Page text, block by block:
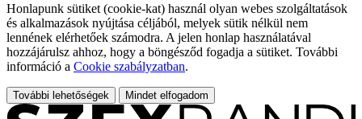
Honlapunk sütiket (cookie-kat) használ olyan webes szolgáltatások
és alkalmazások nyújtása céljából, melyek sütik nélkül nem
lennének elérhetőek számodra. A jelen honlap használatával
hozzájárulsz ahhoz, hogy a böngésződ fogadja a sütiket. További
információ a Cookie szabályzatban.
További lehetőségek Mindet elfogadom